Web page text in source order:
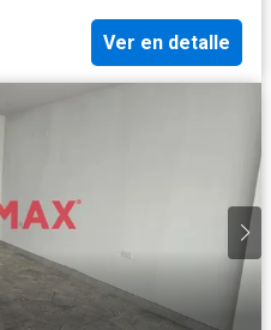
Ver en detalle